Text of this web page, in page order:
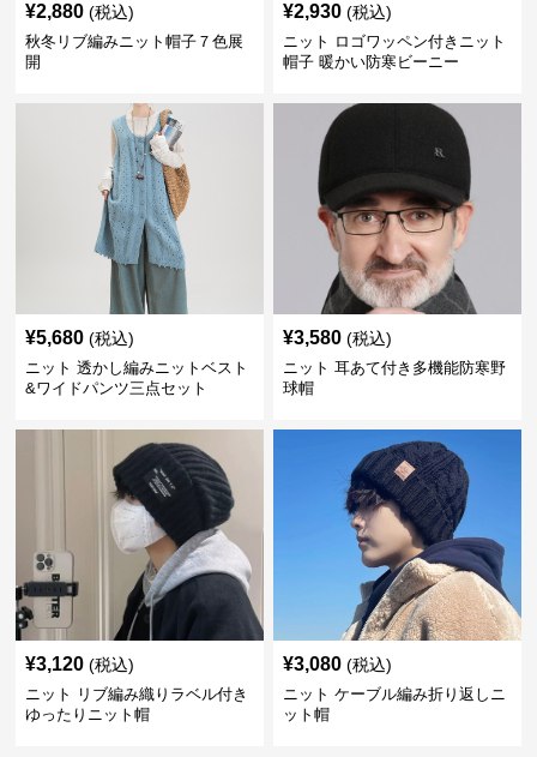
¥2,880 (税込)
秋冬リブ編みニット帽子７色展
開
¥2,930 (税込)
ニット ロゴワッペン付きニット
帽子 暖かい防寒ビーニー
¥5,680 (税込)
ニット 透かし編みニットベスト
&ワイドパンツ三点セット
¥3,580 (税込)
ニット 耳あて付き多機能防寒野
球帽
¥3,120 (税込)
ニット リブ編み織りラベル付き
ゆったりニット帽
¥3,080 (税込)
ニット ケーブル編み折り返しニ
ット帽